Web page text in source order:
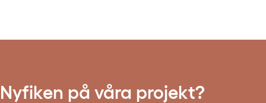
Nyfiken på våra projekt?